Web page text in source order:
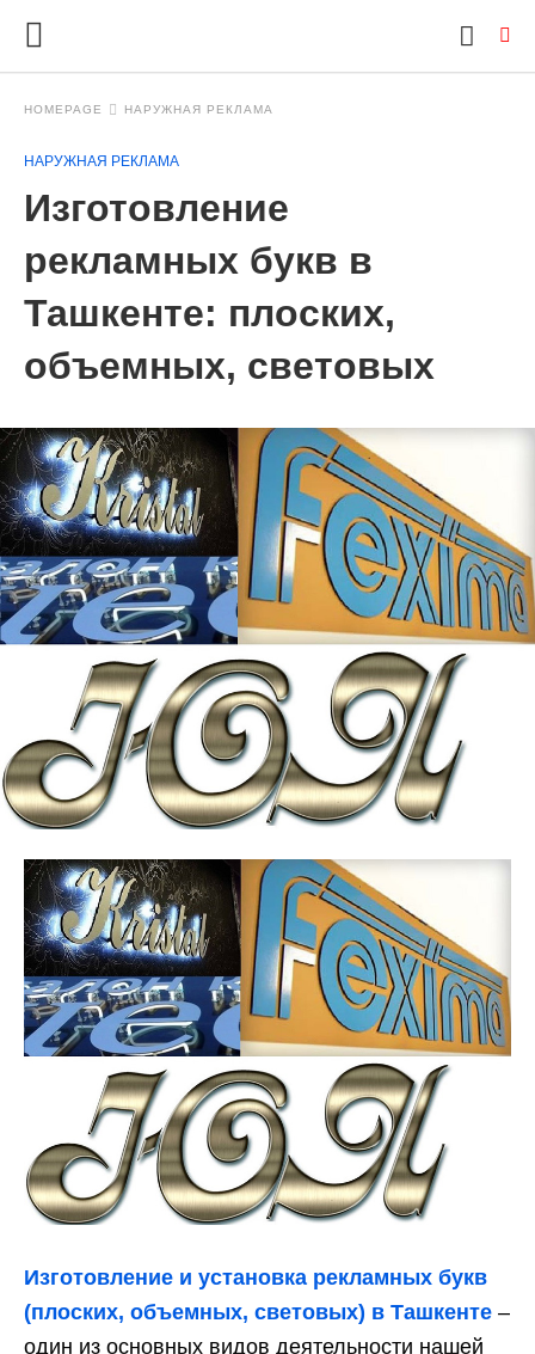
HOMEPAGE НАРУЖНАЯ РЕКЛАМА
НАРУЖНАЯ РЕКЛАМА
Изготовление
рекламных букв в
Ташкенте: плоских,
объемных, световых
Изготовление и установка рекламных букв
(плоских, объемных, световых) в Ташкенте –
один из основных видов деятельности нашей